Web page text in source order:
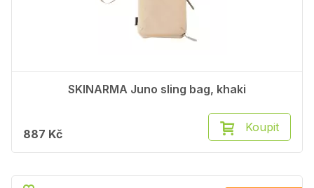
SKINARMA Juno sling bag, khaki
887 Kč Koupit